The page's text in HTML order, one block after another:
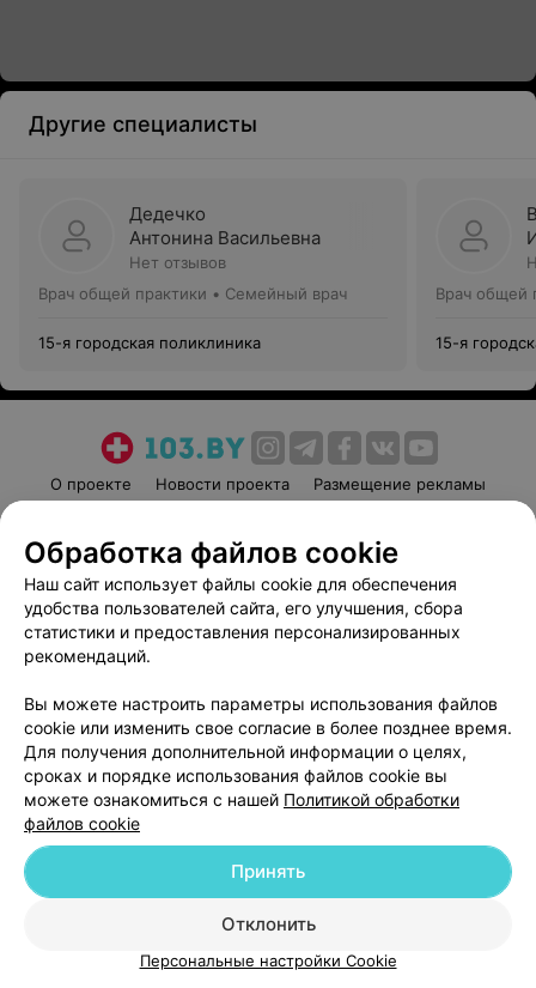
Другие специалисты
Дедечко
Антонина Васильевна
Нет отзывов
Врач общей практики • Семейный врач
15-я городская поликлиника
Врач общей
15-я
О проекте Новости проекта
Размещение рекламы
Пользовательское соглашение
Способы оплаты
Вакансии
Партнеры
Написать руководителю 103.by
Обработка персональных данных
© 2026 ООО «Артокс Лаб», УНП 191700409
| 220012, Республика Беларусь,
Служба поддержки +375 291212755
Обработка файлов cookie
Наш сайт использует файлы cookie для обеспечения
удобства пользователей сайта, его улучшения, сбора
статистики и предоставления персонализированных
рекомендаций.
Вы можете настроить параметры использования файлов
cookie или изменить свое согласие в более позднее время.
Для получения дополнительной информации о целях,
сроках и порядке использования файлов cookie вы
можете ознакомиться с нашей Политикой обработки
файлов cookie
Отклонить
Принять
Персональные настройки Cookie